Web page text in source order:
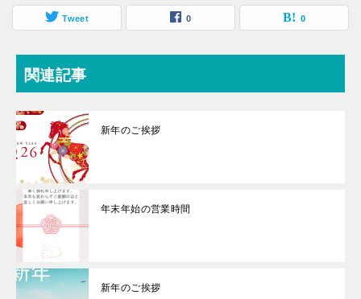
Tweet 0 0
関連記事
新年のご挨拶
年末年始の営業時間
新年のご挨拶